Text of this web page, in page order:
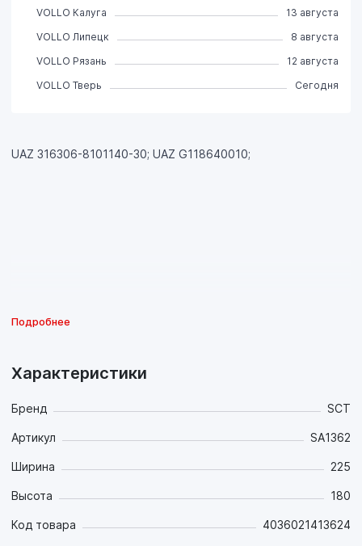
UAZ 316306-8101140-30; UAZ G118640010;
Подробнее
Характеристики
Бренд SCT
Артикул SA1362
Ширина 225
Высота 180
Код товара 4036021413624
VOLLO Калуга
13 августа
VOLLO Липецк
8 августа
VOLLO Рязань
12 августа
VOLLO Тверь
Сегодня